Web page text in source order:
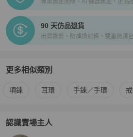
專業鑑定團隊、AI 儀器鑑定、正品
90 天仿品退貨
出貨錄影、防掉換封條、雙重防護
更多相似類別
更多Hermès女士配件 相似商品推薦
項鍊 耳環 手鍊／手環
認識賣場主人
PopChill 拍拍圈嚴選賣家